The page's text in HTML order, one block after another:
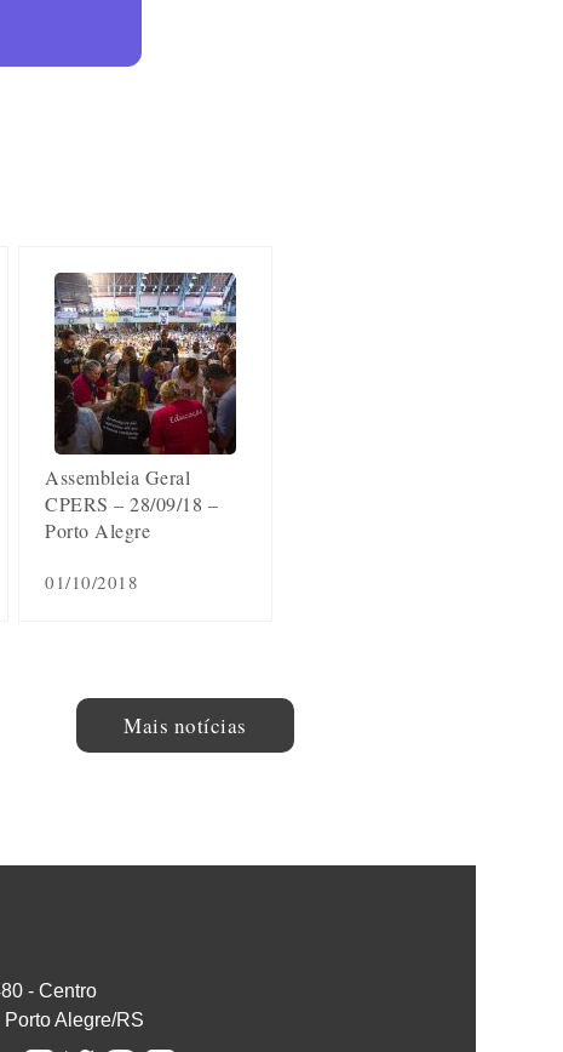
Assembleia Geral
CPERS – 28/09/18 –
Porto Alegre
01/10/2018
Mais notícias
- Centro
Alegre/RS